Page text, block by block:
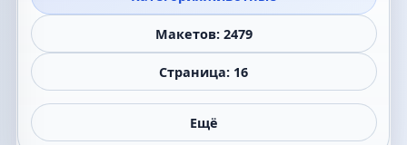
Макетов: 2479
Страница: 16
Ещё